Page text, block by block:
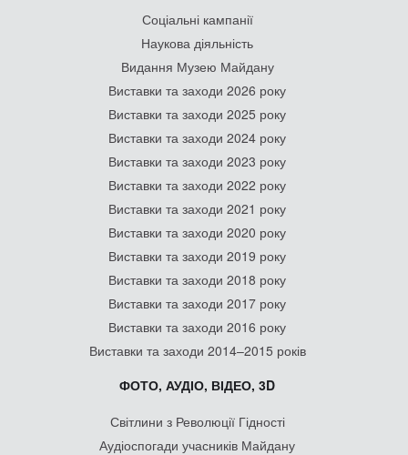
Соціальні кампанії
Наукова діяльність
Видання Музею Майдану
Виставки та заходи 2026 року
Виставки та заходи 2025 року
Виставки та заходи 2024 року
Виставки та заходи 2023 року
Виставки та заходи 2022 року
Виставки та заходи 2021 року
Виставки та заходи 2020 року
Виставки та заходи 2019 року
Виставки та заходи 2018 року
Виставки та заходи 2017 року
Виставки та заходи 2016 року
Виставки та заходи 2014–2015 років
ФОТО, АУДІО, ВІДЕО, 3D
Світлини з Революції Гідності
Аудіоспогади учасників Майдану